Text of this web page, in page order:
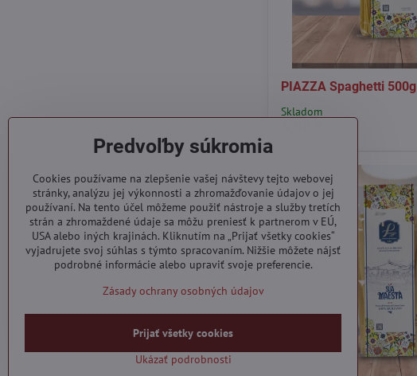
PIAZZA Spaghetti 500g
Skladom
Predvoľby súkromia
Cookies používame na zlepšenie vašej návštevy tejto webovej
stránky, analýzu jej výkonnosti a zhromažďovanie údajov o jej
používaní. Na tento účel môžeme použiť nástroje a služby tretích
strán a zhromaždené údaje sa môžu preniesť k partnerom v EÚ,
USA alebo iných krajinách. Kliknutím na „Prijať všetky cookies“
vyjadrujete svoj súhlas s týmto spracovaním. Nižšie môžete nájsť
podrobné informácie alebo upraviť svoje preferencie.
Zásady ochrany osobných údajov
Ukázať podrobnosti
Prijať všetky cookies